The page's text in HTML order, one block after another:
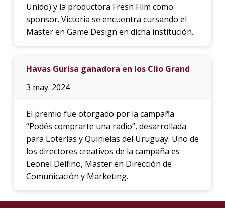
Unido) y la productora Fresh Film como
sponsor. Victoria se encuentra cursando el
Master en Game Design en dicha institución.
Havas Gurisa ganadora en los Clio Grand
3 may. 2024
El premio fue otorgado por la campaña
“Podés comprarte una radio”, desarrollada
para Loterías y Quinielas del Uruguay. Uno de
los directores creativos de la campaña es
Leonel Delfino, Master en Dirección de
Comunicación y Marketing.